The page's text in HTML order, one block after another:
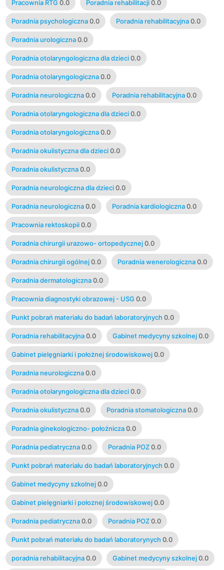
Pracownia RTG 0.0 Poradnia rehabilitacji 0.0
Poradnia psychologiczna 0.0 Poradnia rehabilitacyjna 0.0
Poradnia urologiczna 0.0
Poradnia otolaryngologiczna dla dzieci 0.0
Poradnia otolaryngologiczna 0.0
Poradnia neurologiczna 0.0 Poradnia rehabilitacyjna 0.0
Poradnia otolaryngologiczna dla dzieci 0.0
Poradnia otolaryngologiczna 0.0
Poradnia okulistyczna dla dzieci 0.0
Poradnia okulistyczna 0.0
Poradnia neurologiczna dla dzieci 0.0
Poradnia neurologiczna 0.0 Poradnia kardiologiczna 0.0
Pracownia rektoskopii 0.0
Poradnia chirurgii urazowo- ortopedycznej 0.0
Poradnia chirurgii ogólnej 0.0 Poradnia wenerologiczna 0.0
Poradnia dermatologiczna 0.0
Pracownia diagnostyki obrazowej - USG 0.0
Punkt pobrań materiału do badań laboratoryjnych 0.0
Poradnia rehabilitacyjna 0.0 Gabinet medycyny szkolnej 0.0
Gabinet pielęgniarki i położnej środowiskowej 0.0
Poradnia neurologiczna 0.0
Poradnia otolaryngologiczna dla dzieci 0.0
Poradnia okulistyczna 0.0 Poradnia stomatologiczna 0.0
Poradnia ginekologiczno- położnicza 0.0
Poradnia pediatryczna 0.0 Poradnia POZ 0.0
Punkt pobrań materiału do badań laboratoryjnych 0.0
Gabinet medycyny szkolnej 0.0
Gabinet pielęgniarki i połoznej środowiskowej 0.0
Poradnia pediatryczna 0.0 Poradnia POZ 0.0
Punkt pobrań materiału do badań laboratorynych 0.0
poradnia rehabilitacyjna 0.0 Gabinet medycyny szkolnej 0.0